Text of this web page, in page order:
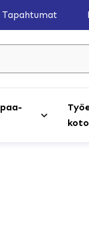
Tapahtumat